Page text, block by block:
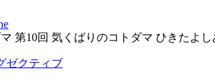
第10回 気くばりのコトダマ ひきたよし
ゼクティブ